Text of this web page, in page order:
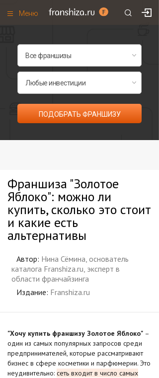
Меню
Франшизы по категориям
Рейтинг франшиз
Все франшизы списком
ПОДОБРАТЬ ФРАНШИЗУ
Франшиза "Золотое
Яблоко": можно ли
купить, сколько это стоит
и какие есть
альтернативы
Автор: Нина Сёмина, основатель
каталога Franshiza.ru, эксперт в
области франчайзинга
Издание: Franshiza.ru
"Хочу купить франшизу Золотое Яблоко" –
один из самых популярных запросов среди
предпринимателей, которые рассматривают
бизнес в сфере косметики и парфюмерии. Это
неудивительно: сеть входит в число самых